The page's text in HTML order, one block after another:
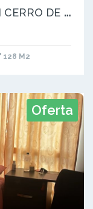
E
N VENTA APARTAMENTO EN CERRO DE ORO MANIZALES
128 M2
Oferta